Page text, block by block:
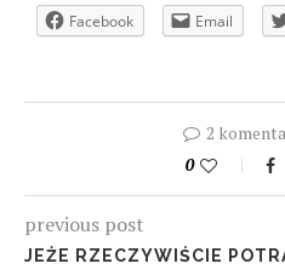
Facebook Email
2
0
previous post
JEŻE RZECZYWIŚCIE